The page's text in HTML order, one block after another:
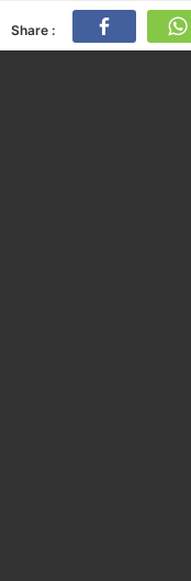
Share :